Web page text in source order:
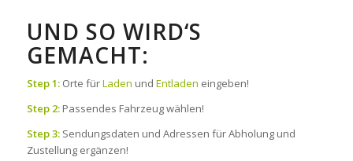
UND SO WIRD‘S
GEMACHT:
Step 1:Orte fürLaden und Entladen eingeben!
Step 2:Passendes Fahrzeug wählen!
Step 3:Sendungsdaten und Adressen für Abholung und
Zustellung ergänzen!